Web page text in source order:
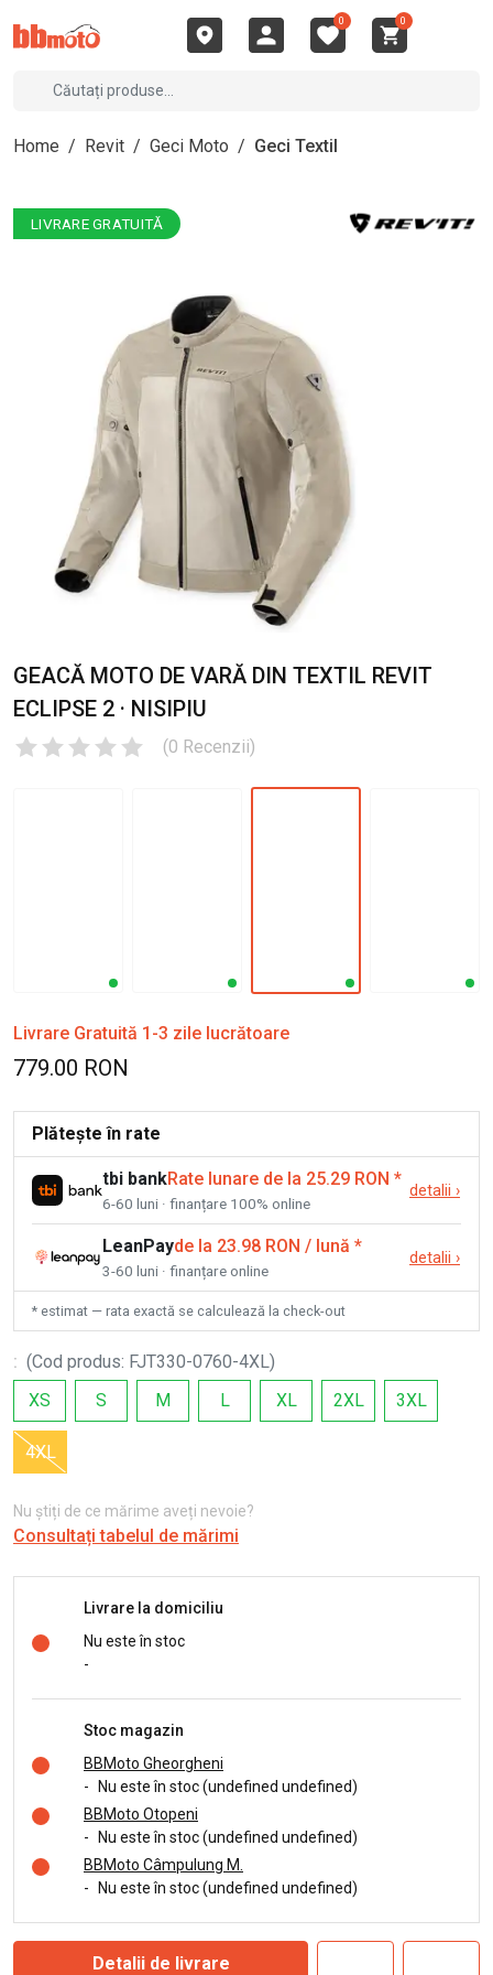
0 0
Home / Revit / Geci Moto / Geci Textil
LIVRARE GRATUITĂ
GEACĂ MOTO DE VARĂ DIN TEXTIL REVIT
ECLIPSE 2 · NISIPIU
(0 Recenzii)
Livrare Gratuită 1-3 zile lucrătoare
779.00 RON
Plătește în rate
tbi bankRate lunare de la 25.29 RON *
6-60 luni · finanțare 100% online
detalii ›
LeanPayde la 23.98 RON / lună *
3-60 luni · finanțare online
detalii ›
* estimat — rata exactă se calculează la check-out
: (Cod produs: FJT330-0760-4XL)
XS
S M L XL 2XL 3XL
4XL
Nu știți de ce mărime aveți nevoie?
Consultați tabelul de mărimi
Livrare la domiciliu
Nu este în stoc
-
Stoc magazin
BBMoto Gheorgheni
-
Nu este în stoc (undefined undefined)
BBMoto Otopeni
-
Nu este în stoc (undefined undefined)
BBMoto Câmpulung M.
-
Nu este în stoc (undefined undefined)
Detalii de livrare